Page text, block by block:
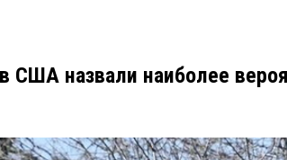
США назвали наиболее